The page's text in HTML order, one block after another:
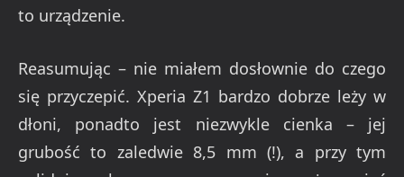
to urządzenie.
Reasumując – nie miałem dosłownie do czego
się przyczepić. Xperia Z1 bardzo dobrze leży w
dłoni, ponadto jest niezwykle cienka – jej
grubość to zaledwie 8,5 mm (!), a przy tym